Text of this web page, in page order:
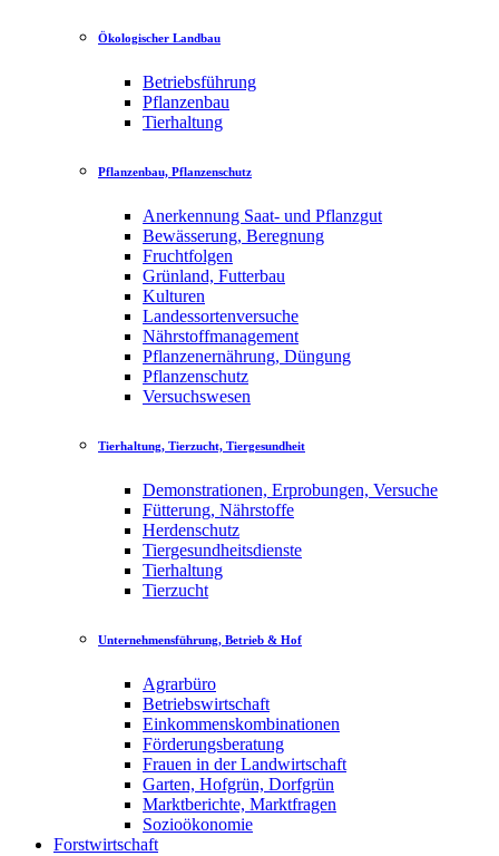
Ökologischer Landbau
Betriebsführung
Pflanzenbau
Tierhaltung
Pflanzenbau, Pflanzenschutz
Anerkennung Saat- und Pflanzgut
Bewässerung, Beregnung
Fruchtfolgen
Grünland, Futterbau
Kulturen
Landessortenversuche
Nährstoffmanagement
Pflanzenernährung, Düngung
Pflanzenschutz
Versuchswesen
Tierhaltung, Tierzucht, Tiergesundheit
Demonstrationen, Erprobungen, Versuche
Fütterung, Nährstoffe
Herdenschutz
Tiergesundheitsdienste
Tierhaltung
Tierzucht
Unternehmensführung, Betrieb & Hof
Agrarbüro
Betriebswirtschaft
Einkommenskombinationen
Förderungsberatung
Frauen in der Landwirtschaft
Garten, Hofgrün, Dorfgrün
Marktberichte, Marktfragen
Sozioökonomie
Forstwirtschaft